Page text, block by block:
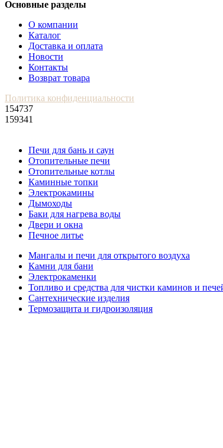
Основные разделы
О компании
Каталог
Доставка и оплата
Новости
Контакты
Возврат товара
Политика конфиденциальности
154737
159341
Печи для бань и саун
Отопительные печи
Отопительные котлы
Каминные топки
Электрокамины
Дымоходы
Баки для нагрева воды
Двери и окна
Печное литье
Мангалы и печи для открытого воздуха
Камни для бани
Электрокаменки
Топливо и средства для чистки каминов и
Сантехнические изделия
Термозащита и гидроизоляция